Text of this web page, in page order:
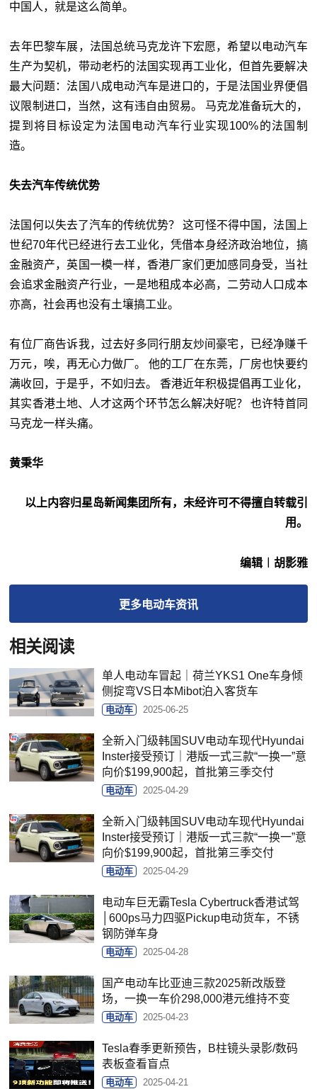
中国人，就是这么简单。
去年巴黎车展，法国总统马克龙许下宏愿，希望以电动汽车
生产为契机，带动老朽的法国实现再工业化，但首先要解决
最大问题：法国八成电动汽车是进口的，于是法国业界便倡
议限制进口，当然，这有违自由贸易。 马克龙准备玩大的，
提到将目标设定为法国电动汽车行业实现100%的法国制
造。
失去汽车传统优势
法国何以失去了汽车的传统优势？ 这可怪不得中国，法国上
世纪70年代已经进行去工业化，凭借本身经济政治地位，搞
金融资产，英国一模一样，香港厂家们更加感同身受，当社
会追求金融资产行业，一是地租成本必高，二劳动人口成本
亦高，社会再也没有土壤搞工业。
有位厂商告诉我，过去好多同行朋友炒间豪宅，已经净赚千
万元，唉，再无心力做厂。 他的工厂在东莞，厂房也快要约
满收回，于是乎，不如归去。 香港近年积极提倡再工业化，
其实香港土地、人才这两个环节怎么解决好呢？ 也许特首同
马克龙一样头痛。
黄秉华
以上内容归星岛新闻集团所有，未经许可不得擅自转载引
用。
编辑︱胡影雅
更多电动车资讯
相关阅读
单人电动车冒起｜荷兰YKS1 One车身倾
侧掟弯VS日本Mibot泊入客货车
电动车 2025-06-25
全新入门级韩国SUV电动车现代Hyundai
Inster接受预订｜港版一式三款“一换一”意
向价$199,900起，首批第三季交付
电动车 2025-04-29
全新入门级韩国SUV电动车现代Hyundai
Inster接受预订｜港版一式三款“一换一”意
向价$199,900起，首批第三季交付
电动车 2025-04-29
电动车巨无霸Tesla Cybertruck香港试驾
│600ps马力四驱Pickup电动货车，不锈
钢防弹车身
电动车 2025-04-28
国产电动车比亚迪三款2025新改版登
场，一换一车价298,000港元维持不变
电动车 2025-04-23
Tesla春季更新预告，B柱镜头录影/数码
表板查看盲点
电动车 2025-04-21